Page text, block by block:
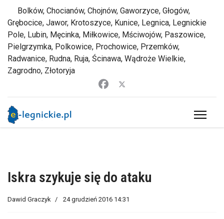
Bolków, Chocianów, Chojnów, Gaworzyce, Głogów,
Grębocice, Jawor, Krotoszyce, Kunice, Legnica, Legnickie
Pole, Lubin, Męcinka, Miłkowice, Mściwojów, Paszowice,
Pielgrzymka, Polkowice, Prochowice, Przemków,
Radwanice, Rudna, Ruja, Ścinawa, Wądroże Wielkie,
Zagrodno, Złotoryja
Iskra szykuje się do ataku
Dawid Graczyk 24 grudzień 2016 14:31